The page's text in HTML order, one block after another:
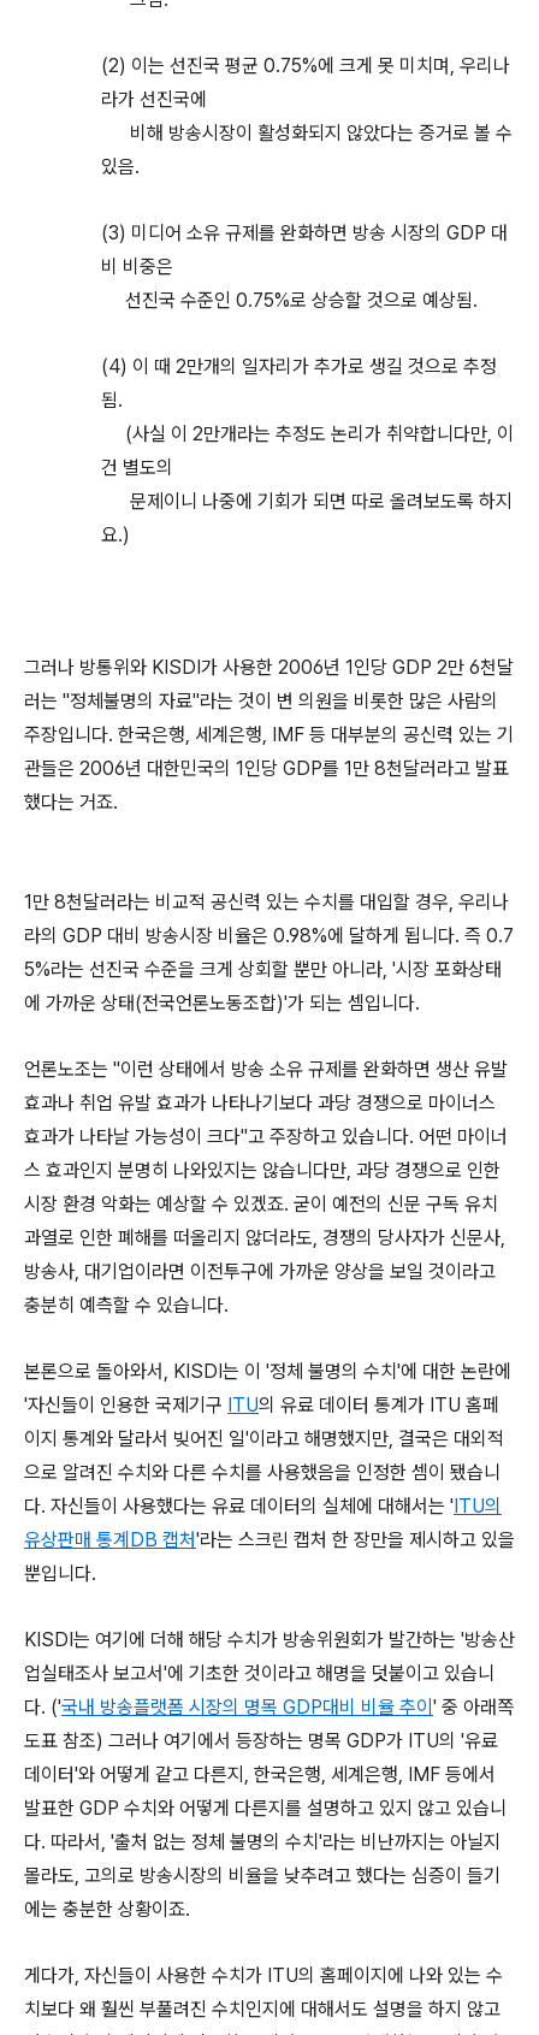
(2) 이는 선진국 평균 0.75%에 크게 못 미치며, 우리나
라가 선진국에
비해 방송시장이 활성화되지 않았다는 증거로 볼 수
있음.
(3) 미디어 소유 규제를 완화하면 방송 시장의 GDP 대
비 비중은
선진국 수준인 0.75%로 상승할 것으로 예상됨.
(4) 이 때 2만개의 일자리가 추가로 생길 것으로 추정
됨.
(사실 이 2만개라는 추정도 논리가 취약합니다만, 이
건 별도의
문제이니 나중에 기회가 되면 따로 올려보도록 하지
요.)
그러나 방통위와 KISDI가 사용한 2006년 1인당 GDP 2만 6천달
러는 "정체불명의 자료"라는 것이 변 의원을 비롯한 많은 사람의
주장입니다. 한국은행, 세계은행, IMF 등 대부분의 공신력 있는 기
관들은 2006년 대한민국의 1인당 GDP를 1만 8천달러라고 발표
했다는 거죠.
1만 8천달러라는 비교적 공신력 있는 수치를 대입할 경우, 우리나
라의 GDP 대비 방송시장 비율은 0.98%에 달하게 됩니다. 즉 0.7
5%라는 선진국 수준을 크게 상회할 뿐만 아니라, '시장 포화상태
에 가까운 상태(전국언론노동조합)'가 되는 셈입니다.
언론노조는 "이런 상태에서 방송 소유 규제를 완화하면 생산 유발
효과나 취업 유발 효과가 나타나기보다 과당 경쟁으로 마이너스
효과가 나타날 가능성이 크다"고 주장하고 있습니다. 어떤 마이너
스 효과인지 분명히 나와있지는 않습니다만, 과당 경쟁으로 인한
시장 환경 악화는 예상할 수 있겠죠. 굳이 예전의 신문 구독 유치
과열로 인한 폐해를 떠올리지 않더라도, 경쟁의 당사자가 신문사,
방송사, 대기업이라면 이전투구에 가까운 양상을 보일 것이라고
충분히 예측할 수 있습니다.
본론으로 돌아와서, KISDI는 이 '정체 불명의 수치'에 대한 논란에
'자신들이 인용한 국제기구 ITU의 유료 데이터 통계가 ITU 홈페
이지 통계와 달라서 빚어진 일'이라고 해명했지만, 결국은 대외적
으로 알려진 수치와 다른 수치를 사용했음을 인정한 셈이 됐습니
다. 자신들이 사용했다는 유료 데이터의 실체에 대해서는 'ITU의
유상판매 통계DB 캡처'라는 스크린 캡처 한 장만을 제시하고 있을
뿐입니다.
KISDI는 여기에 더해 해당 수치가 방송위원회가 발간하는 '방송산
업실태조사 보고서'에 기초한 것이라고 해명을 덧붙이고 있습니
다. ('국내 방송플랫폼 시장의 명목 GDP대비 비율 추이 ' 중 아래쪽
도표 참조) 그러나 여기에서 등장하는 명목 GDP가 ITU의 '유료
데이터'와 어떻게 같고 다른지, 한국은행, 세계은행, IMF 등에서
발표한 GDP 수치와 어떻게 다른지를 설명하고 있지 않고 있습니
다. 따라서, '출처 없는 정체 불명의 수치'라는 비난까지는 아닐지
몰라도, 고의로 방송시장의 비율을 낮추려고 했다는 심증이 들기
에는 충분한 상황이죠.
게다가, 자신들이 사용한 수치가 ITU의 홈페이지에 나와 있는 수
치보다 왜 훨씬 부풀려진 수치인지에 대해서도 설명을 하지 않고